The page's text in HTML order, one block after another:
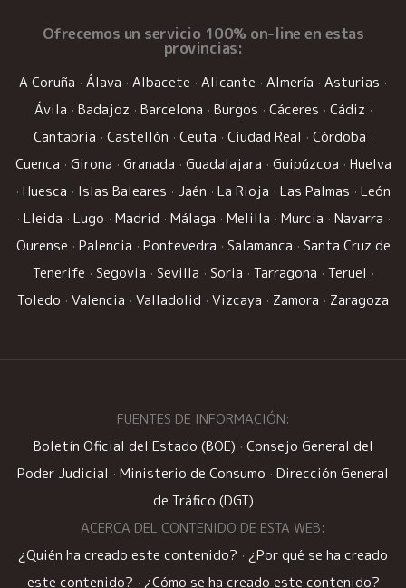
Ofrecemos un servicio 100% on-line en estas
provincias:
A Coruña · Álava · Albacete · Alicante · Almería · Asturias ·
Ávila · Badajoz · Barcelona · Burgos · Cáceres · Cádiz ·
Cantabria · Castellón · Ceuta · Ciudad Real · Córdoba ·
Cuenca · Girona · Granada · Guadalajara · Guipúzcoa · Huelva
· Huesca · Islas Baleares · Jaén · La Rioja · Las Palmas · León
· Lleida · Lugo · Madrid · Málaga · Melilla · Murcia · Navarra ·
Ourense · Palencia · Pontevedra · Salamanca · Santa Cruz de
Tenerife · Segovia · Sevilla · Soria · Tarragona · Teruel ·
Toledo · Valencia · Valladolid · Vizcaya · Zamora · Zaragoza
FUENTES DE INFORMACIÓN:
Boletín Oficial del Estado (BOE) · Consejo General del
Poder Judicial · Ministerio de Consumo · Dirección General
de Tráfico (DGT)
ACERCA DEL CONTENIDO DE ESTA WEB:
¿Quién ha creado este contenido? · ¿Por qué se ha creado
este contenido? · ¿Cómo se ha creado este contenido?